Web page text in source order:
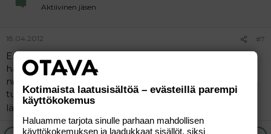
Aktiivinen jäsen
18.04.2012 #7
En menisi mitään pyytämään, mutta jos isovanhemmat
haluaisivat jotain ostaa tai noihin tavaroihin rahaa antaa
niin kiitollisuudella ottaisin vastaan. Niin hyvätuloinen
tuskin koskaan olisin etteikö se vähintään mieltä
lämmitä.
Kotimaista laatusisältöä – evästeillä parempi
käyttökokemus
Haluamme tarjota sinulle parhaan mahdollisen
käyttökokemuksen ja laadukkaat sisällöt, siksi